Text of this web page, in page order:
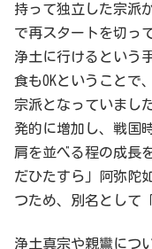
持って独立した宗派
で再スタートを切っ
浄土に行けるという
食もOKということで
宗派となっていまし
発的に増加し、戦国
肩を並べる程の成長
だひたすら」阿弥陀
つため、別名として
浄土真宗や親鸞につ